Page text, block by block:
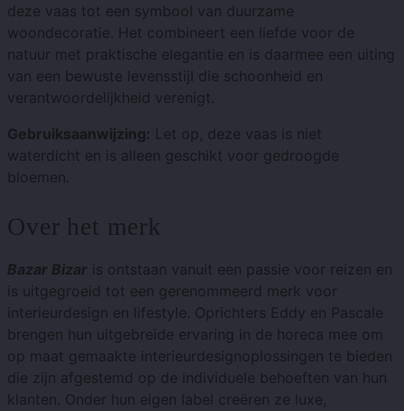
deze vaas tot een symbool van duurzame
woondecoratie. Het combineert een liefde voor de
natuur met praktische elegantie en is daarmee een uiting
van een bewuste levensstijl die schoonheid en
verantwoordelijkheid verenigt.
Gebruiksaanwijzing: Let op, deze vaas is niet
waterdicht en is alleen geschikt voor gedroogde
bloemen.
Over het merk
Bazar Bizar is ontstaan ​​vanuit een passie voor reizen en
is uitgegroeid tot een gerenommeerd merk voor
interieurdesign en lifestyle. Oprichters Eddy en Pascale
brengen hun uitgebreide ervaring in de horeca mee om
op maat gemaakte interieurdesignoplossingen te bieden
die zijn afgestemd op de individuele behoeften van hun
klanten. Onder hun eigen label creëren ze luxe,